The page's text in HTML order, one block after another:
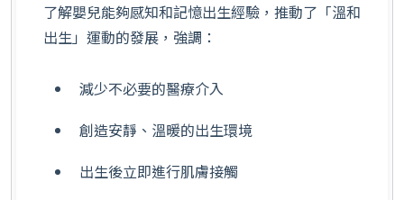
了解嬰兒能夠感知和記憶出生經驗，推動了「溫和
出生」運動的發展，強調：
減少不必要的醫療介入
創造安靜、溫暖的出生環境
出生後立即進行肌膚接觸